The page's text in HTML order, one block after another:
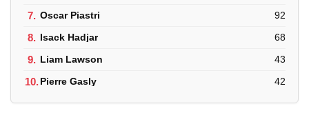
7. Oscar Piastri 92
8. Isack Hadjar 68
9. Liam Lawson 43
10.Pierre Gasly 42